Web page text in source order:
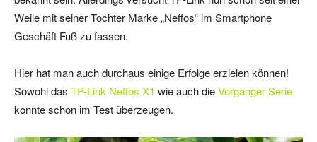
Weile mit seiner Tochter Marke „Neffos“ im Smartphone
Geschäft Fuß zu fassen.
Hier hat man auch durchaus einige Erfolge erzielen können!
Sowohl das TP-Link Neffos X1 wie auch dieVorgänger Serie
konnte schon im Test überzeugen.